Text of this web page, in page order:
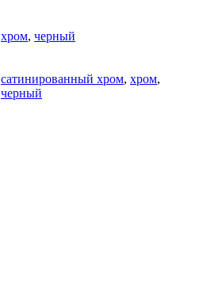
хром, черный
сатинированный хром, хром,
черный